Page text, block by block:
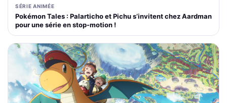
SÉRIE ANIMÉE
Pokémon Tales : Palarticho et Pichu s’invitent chez Aardman
pour une série en stop-motion !